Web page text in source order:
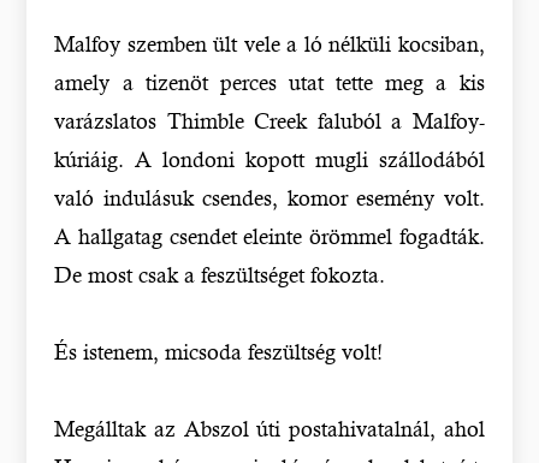
Malfoy szemben ült vele a ló nélküli kocsiban,
amely a tizenöt perces utat tette meg a kis
varázslatos Thimble Creek faluból a Malfoy-
kúriáig. A londoni kopott mugli szállodából
való indulásuk csendes, komor esemény volt.
A hallgatag csendet eleinte örömmel fogadták.
De most csak a feszültséget fokozta.
És istenem, micsoda feszültség volt!
Megálltak az Abszol úti postahivatalnál, ahol